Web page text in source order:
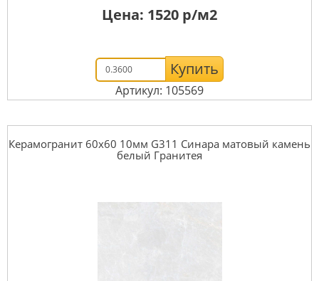
Цена: 1520 р/м2
Купить
Артикул: 105569
Керамогранит 60x60 10мм G311 Синара матовый камень
белый Гранитея